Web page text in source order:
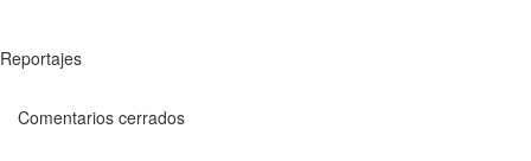
Reportajes
Comentarios cerrados